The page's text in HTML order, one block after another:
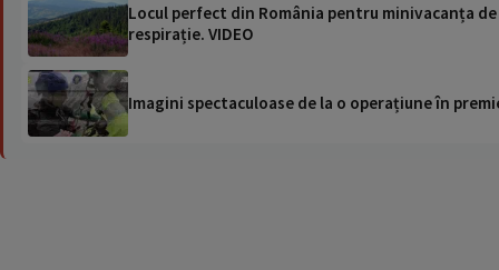
Locul perfect din România pentru minivacanța
respirație. VIDEO
Imagini spectaculoase de la o operațiune în